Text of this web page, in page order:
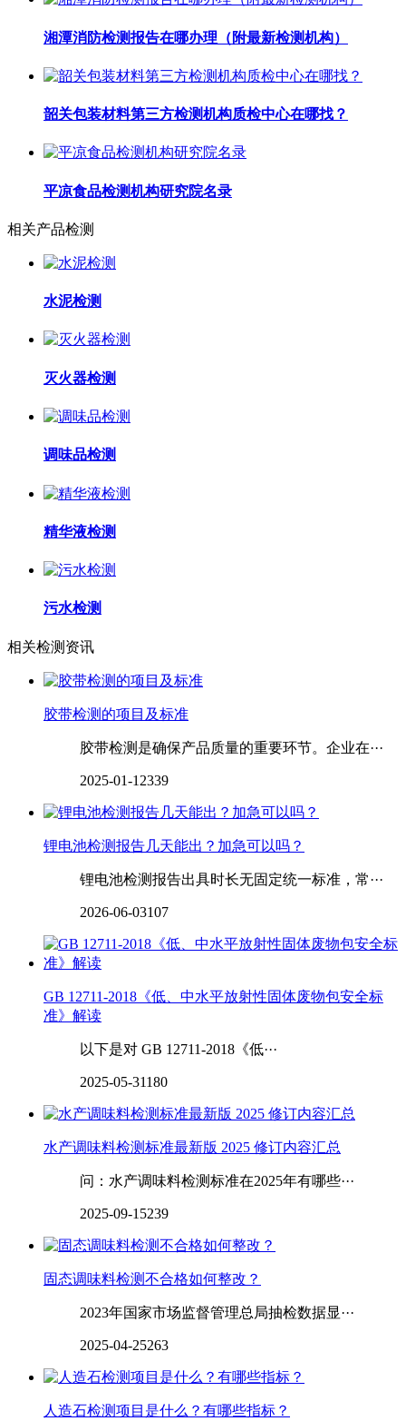
湘潭消防检测报告在哪办理（附最新检测机构）
韶关包装材料第三方检测机构质检中心在哪找？
平凉食品检测机构研究院名录
相关产品检测
水泥检测
灭火器检测
调味品检测
精华液检测
污水检测
相关检测资讯
胶带检测的项目及标准
胶带检测是确保产品质量的重要环节。企业在···
2025-01-12339
锂电池检测报告几天能出？加急可以吗？
锂电池检测报告出具时长无固定统一标准，常···
2026-06-03107
GB 12711-2018《低、中水平放射性固体废物包安全标
准》解读
以下是对 GB 12711-2018《低···
2025-05-31180
水产调味料检测标准最新版 2025 修订内容汇总
问：水产调味料检测标准在2025年有哪些···
2025-09-15239
固态调味料检测不合格如何整改？
2023年国家市场监督管理总局抽检数据显···
2025-04-25263
人造石检测项目是什么？有哪些指标？